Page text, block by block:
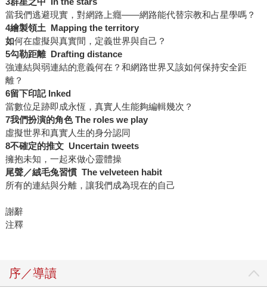
當我們逃避現實，對網路上癮——網路能代替宗教和占星學嗎？
4繪製領土 Mapping the territory
如何在虛擬與真實間，定義世界與自己？
5勾勒距離Drafting distance
強連結與弱連結的意義何在？和網路世界又該如何保持安全距
離？
6留下印記Inked
當數位足跡即成永恆，真實人生能夠編輯幾次？
7我們扮演的角色The roles we play
虛擬世界和真實人生的身分認同
8不確定的推文Uncertain tweets
擁抱未知，一起來做心靈體操
尾聲／絨毛兔習慣The velveteen habit
所有的連結與分離，讓我們成為現在的自己
謝辭
注釋
序／導讀